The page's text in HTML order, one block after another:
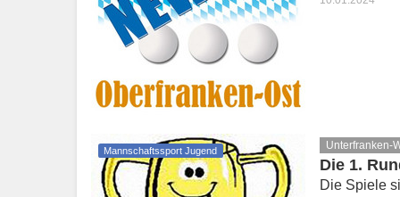
Mannschaftssport Jugend Unterfranken-
Die 1.
Die Spiele